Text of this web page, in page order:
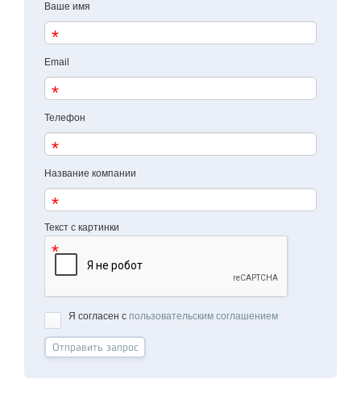
Ваше имя
Email
Телефон
Название компании
Текст с картинки
Я согласен с пользовательским соглашением